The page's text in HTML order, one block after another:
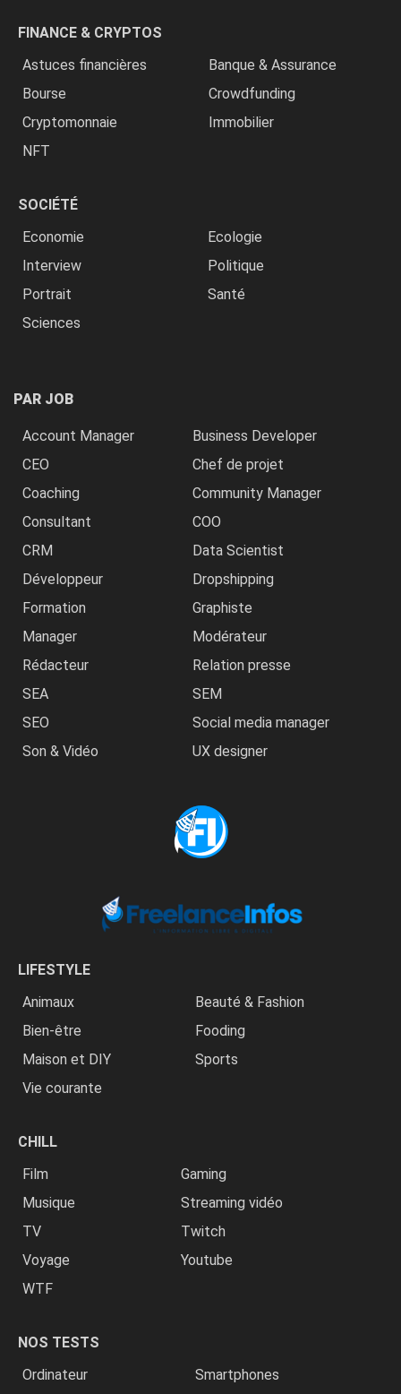
FINANCE & CRYPTOS
Astuces financières
Banque & Assurance
Bourse
Crowdfunding
Cryptomonnaie
Immobilier
NFT
SOCIÉTÉ
Economie
Ecologie
Interview
Politique
Portrait
Santé
Sciences
PAR JOB
Account Manager
Business Developer
CEO
Chef de projet
Coaching
Community Manager
Consultant
COO
CRM
Data Scientist
Développeur
Dropshipping
Formation
Graphiste
Manager
Modérateur
Rédacteur
Relation presse
SEA
SEM
SEO
Social media manager
Son & Vidéo
UX designer
LIFESTYLE
Animaux
Beauté & Fashion
Bien-être
Fooding
Maison et DIY
Sports
Vie courante
CHILL
Film
Gaming
Musique
Streaming vidéo
TV
Twitch
Voyage
Youtube
WTF
NOS TESTS
Ordinateur
Smartphones